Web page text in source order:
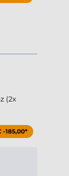
(2x
-185,00*